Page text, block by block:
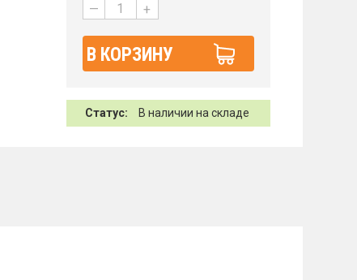
— +
В КОРЗИНУ
Статус: В наличии на складе